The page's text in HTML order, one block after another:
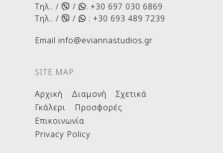
Τηλ.. /
/ : +30 697 030 6869
Τηλ.. /
/ : +30 693 489 7239
Email info@eviannastudios.gr
SITE MAP
Αρχική
Διαμονή
Σχετικά
Γκάλερι
Προσφορές
Επικοινωνία
Privacy Policy